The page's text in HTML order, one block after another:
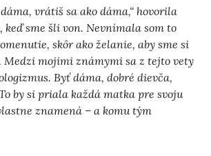
vrátiš sa ako dáma,“ hovorila
keď sme šli von. Nevnímala som to
skôr ako želanie, aby sme si
Medzi mojimi známymi sa z tejto vety
Byť dáma, dobré dievča,
by si priala každá matka pre svoju
znamená – a komu tým